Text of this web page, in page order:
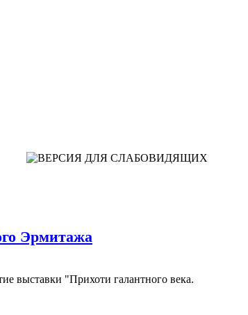
Эрмитажа
выставки "Прихоти галантного века.